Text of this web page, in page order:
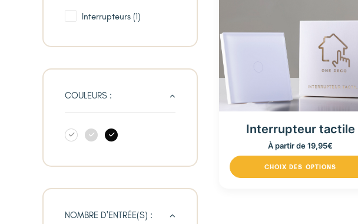
Interrupteurs (1)
COULEURS :
NOMBRE D'ENTRÉE(S) :
Interrupteur tactile
À partir de19,95€
CHOIX DES OPTIONS